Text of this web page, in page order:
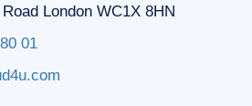
London WC1X 8HN
01